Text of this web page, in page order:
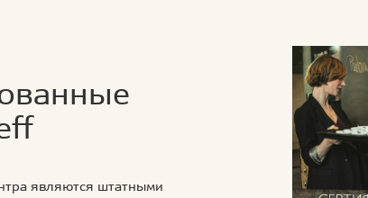
являются штатными